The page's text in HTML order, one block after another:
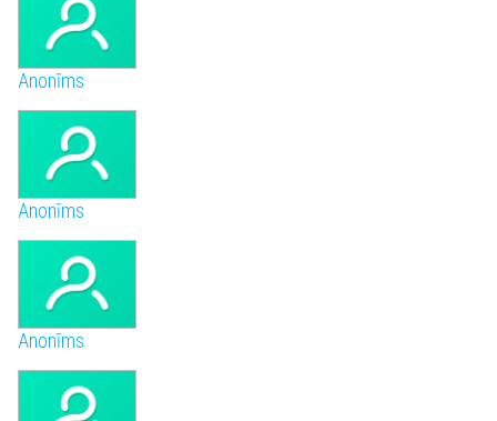
Anonīms
Anonīms
Anonīms